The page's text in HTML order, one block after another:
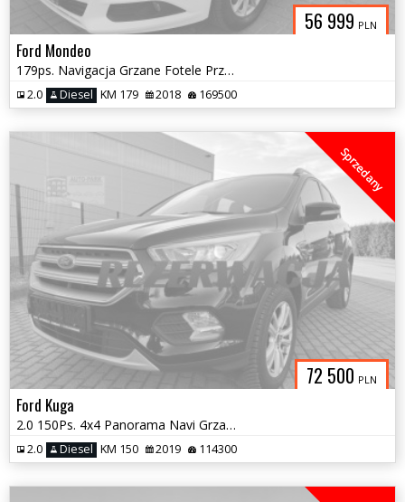
56 999 PLN
Ford Mondeo
179ps. Navigacja Grzane Fotele Przód TYł Kierownica Klimatronic 2018
2.0 Diesel KM 179 2018 169500
72 500 PLN
Sprzedany
Ford Kuga
2.0 150Ps. 4x4 Panorama Navi Grzane Fotele Kierownica Bezwypadek
2.0 Diesel KM 150 2019 114300